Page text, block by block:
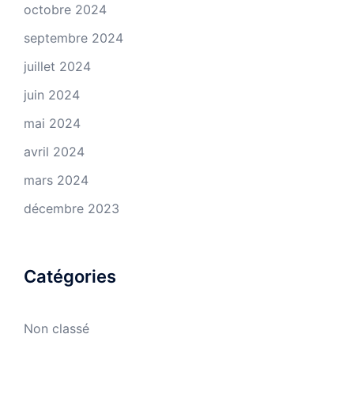
octobre 2024
septembre 2024
juillet 2024
juin 2024
mai 2024
avril 2024
mars 2024
décembre 2023
Catégories
Non classé